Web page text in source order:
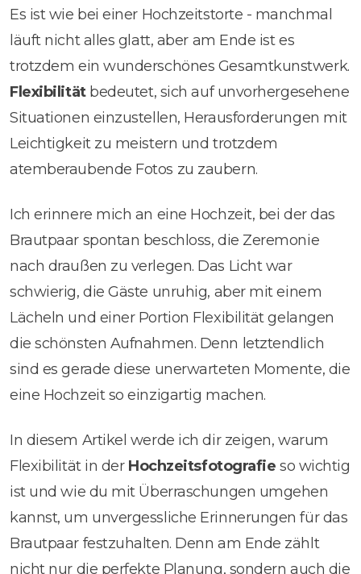
Es ist wie bei einer Hochzeitstorte - manchmal
läuft nicht alles glatt, aber am Ende ist es
trotzdem ein wunderschönes Gesamtkunstwerk.
Flexibilitätbedeutet, sich auf unvorhergesehene
Situationen einzustellen, Herausforderungen mit
Leichtigkeit zu meistern und trotzdem
atemberaubende Fotos zu zaubern.
Ich erinnere mich an eine Hochzeit, bei der das
Brautpaar spontan beschloss, die Zeremonie
nach draußen zu verlegen. Das Licht war
schwierig, die Gäste unruhig, aber mit einem
Lächeln und einer Portion Flexibilität gelangen
die schönsten Aufnahmen. Denn letztendlich
sind es gerade diese unerwarteten Momente, die
eine Hochzeit so einzigartig machen.
In diesem Artikel werde ich dir zeigen, warum
Flexibilität in der Hochzeitsfotografie so wichtig
ist und wie du mit Überraschungen umgehen
kannst, um unvergessliche Erinnerungen für das
Brautpaar festzuhalten. Denn am Ende zählt
nicht nur die perfekte Planung, sondern auch die